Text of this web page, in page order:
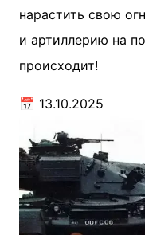
нарастить свою
и артиллерию на
происходит!
📅 13.10.2025